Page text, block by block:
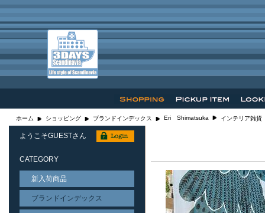
ホーム ショッピング ブランドインデックス Eri Shimatsuka インテリア雑貨
ようこそGUESTさん
CATEGORY
新入荷商品
ブランドインデックス